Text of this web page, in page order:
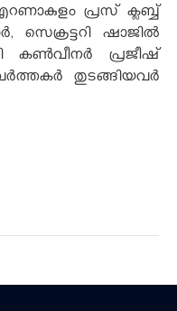
പ്രസ് ക്ലബ്ബ്
ഷാജിൽ
കൺവീനർ പ്രജീഷ്
തുടങ്ങിയവർ